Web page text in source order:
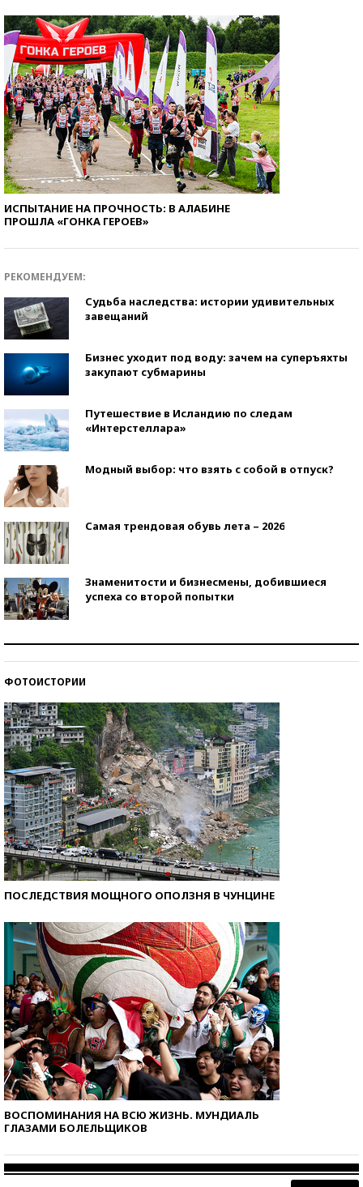
ИСПЫТАНИЕ НА ПРОЧНОСТЬ: В АЛАБИНЕ
ПРОШЛА «ГОНКА ГЕРОЕВ»
РЕКОМЕНДУЕМ:
Судьба наследства: истории удивительных
завещаний
Бизнес уходит под воду: зачем на суперъяхты
закупают субмарины
Путешествие в Исландию по следам
«Интерстеллара»
Модный выбор: что взять с собой в отпуск?
Самая трендовая обувь лета – 2026
Знаменитости и бизнесмены, добившиеся
успеха со второй попытки
ФОТОИСТОРИИ
ПОСЛЕДСТВИЯ МОЩНОГО ОПОЛЗНЯ В ЧУНЦИНЕ
ВОСПОМИНАНИЯ НА ВСЮ ЖИЗНЬ. МУНДИАЛЬ
ГЛАЗАМИ БОЛЕЛЬЩИКОВ